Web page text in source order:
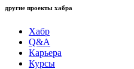
другие проекты хабра
Хабр
Q&A
Карьера
Курсы